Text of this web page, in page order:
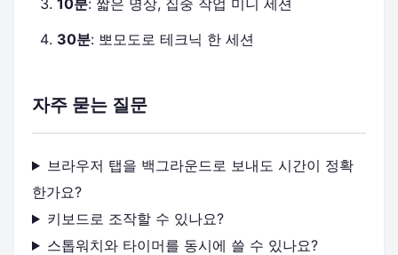
10분: 짧은 명상, 집중 작업 미니 세션
30분: 뽀모도로 테크닉 한 세션
자주 묻는 질문
브라우저 탭을 백그라운드로 보내도 시간이 정확
한가요?
키보드로 조작할 수 있나요?
스톱워치와 타이머를 동시에 쓸 수 있나요?